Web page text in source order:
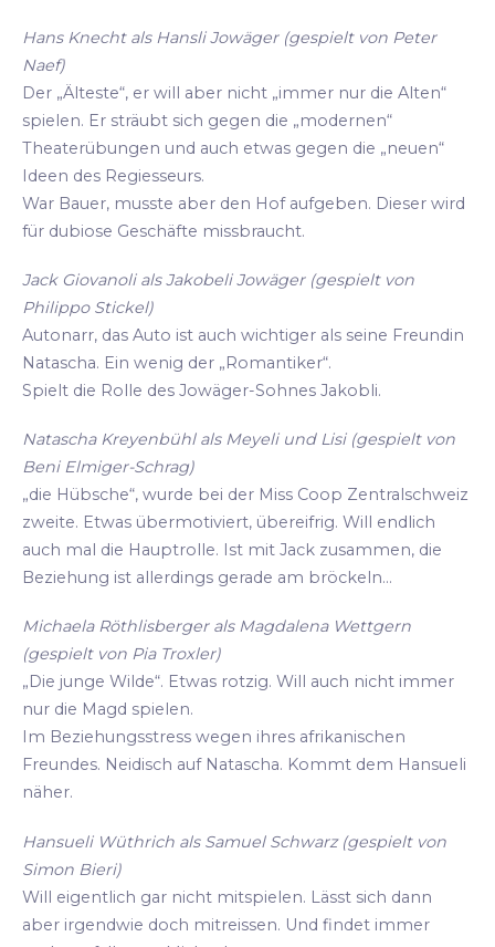
Hans Knecht als Hansli Jowäger (gespielt von Peter
Naef)
Der „Älteste“, er will aber nicht „immer nur die Alten“
spielen. Er sträubt sich gegen die „modernen“
Theaterübungen und auch etwas gegen die „neuen“
Ideen des Regiesseurs.
War Bauer, musste aber den Hof aufgeben. Dieser wird
für dubiose Geschäfte missbraucht.
Jack Giovanoli als Jakobeli Jowäger (gespielt von
Philippo Stickel)
Autonarr, das Auto ist auch wichtiger als seine Freundin
Natascha. Ein wenig der „Romantiker“.
Spielt die Rolle des Jowäger-Sohnes Jakobli.
Natascha Kreyenbühl als Meyeli und Lisi (gespielt von
Beni Elmiger-Schrag)
„die Hübsche“, wurde bei der Miss Coop Zentralschweiz
zweite. Etwas übermotiviert, übereifrig. Will endlich
auch mal die Hauptrolle. Ist mit Jack zusammen, die
Beziehung ist allerdings gerade am bröckeln...
Michaela Röthlisberger als Magdalena Wettgern
(gespielt von Pia Troxler)
„Die junge Wilde“. Etwas rotzig. Will auch nicht immer
nur die Magd spielen.
Im Beziehungsstress wegen ihres afrikanischen
Freundes. Neidisch auf Natascha. Kommt dem Hansueli
näher.
Hansueli Wüthrich als Samuel Schwarz (gespielt von
Simon Bieri)
Will eigentlich gar nicht mitspielen. Lässt sich dann
aber irgendwie doch mitreissen. Und findet immer